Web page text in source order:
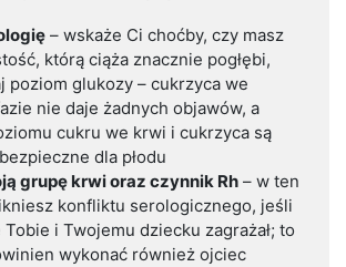
– wskaże Ci choćby, czy masz
którą ciąża znacznie pogłębi,
poziom glukozy – cukrzyca we
nie daje żadnych objawów, a
cukru we krwi i cukrzyca są
dla płodu
grupę krwi oraz czynnik Rh – w ten
konfliktu serologicznego, jeśli
i Twojemu dziecku zagrażał; to
wykonać również ojciec